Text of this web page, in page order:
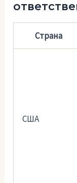
Страна
США